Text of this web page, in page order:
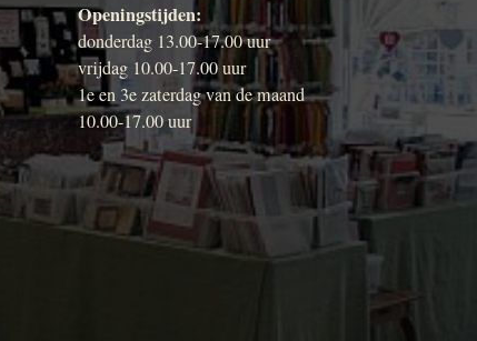
Openingstijden:
donderdag 13.00-17.00 uur
vrijdag 10.00-17.00 uur
1e en 3e zaterdag van de maand
10.00-17.00 uur